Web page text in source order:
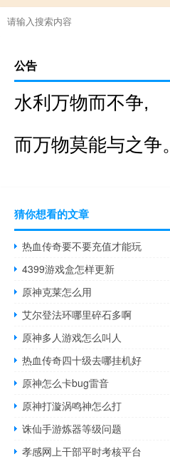
公告
水利万物而不争,
而万物莫能与之争。
猜你想看的文章
热血传奇要不要充值才能玩
4399游戏盒怎样更新
原神克莱怎么用
艾尔登法环哪里碎石多啊
原神多人游戏怎么叫人
热血传奇四十级去哪挂机好
原神怎么卡bug雷音
原神打漩涡鸣神怎么打
诛仙手游炼器等级问题
孝感网上干部平时考核平台